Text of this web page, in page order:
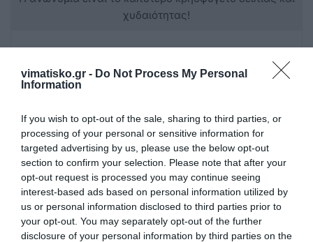
vimatisko.gr - Do Not Process My Personal
Information
If you wish to opt-out of the sale, sharing to third parties, or
processing of your personal or sensitive information for
targeted advertising by us, please use the below opt-out
section to confirm your selection. Please note that after your
opt-out request is processed you may continue seeing
interest-based ads based on personal information utilized by
us or personal information disclosed to third parties prior to
your opt-out. You may separately opt-out of the further
disclosure of your personal information by third parties on the
χυδαιότητας!
15/07 - 16:39
Τροχαία
Η αστυνομία ΔΕΝ κάνει καθόλου καλά την
δουλειά του της, περνάνε περιπολικά στον
επαρχιακό και βλέπουν προσπεράσεις,
ταχύτητα, οδηγούς να μπαίνουν παράνομα
σε μονόδρομο και ΣΦΥΡΊΖΟΥΝ